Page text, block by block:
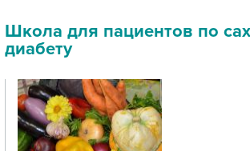
Школа для пациентов по
диабету